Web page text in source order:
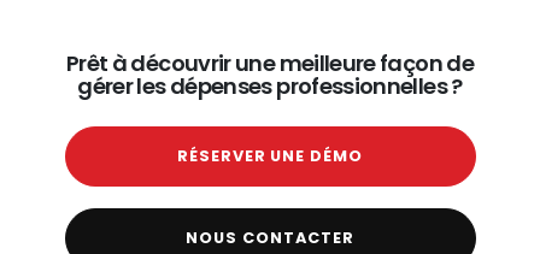
Prêt à découvrir une meilleure façon de
gérer les dépenses professionnelles ?
RÉSERVER UNE DÉMO
NOUS CONTACTER